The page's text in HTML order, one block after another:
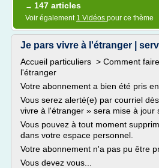
→ 147 articles
Voir également 1 Vidéos pour ce thème
Je pars vivre à l'étranger |
Accueil particuliers > Comment
l'étranger
Votre abonnement a bien été pris
Vous serez alerté(e) par courriel
vivre à l'étranger » sera mise à jour
Vous pouvez à tout moment
dans votre espace personnel.
Votre abonnement n'a pas pu être
Vous devez vous...